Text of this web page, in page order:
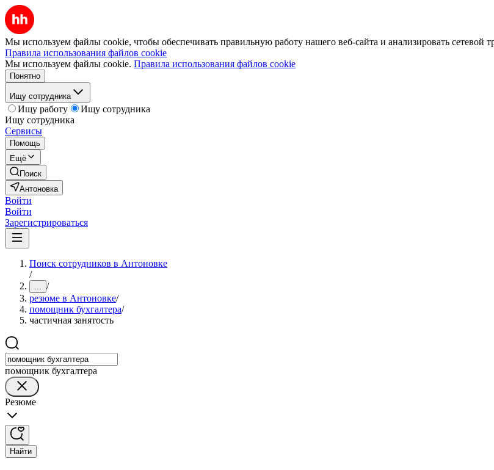
Мы используем файлы cookie, чтобы обеспечивать правильную работу нашего веб-сайта и анализировать сетевой
Правила использования файлов cookie
Мы используем файлы cookie. Правила использования файлов cookie
Понятно
Ищу сотрудника
Ищу работу
Ищу сотрудника
Ищу сотрудника
Сервисы
Помощь
Ещё
Поиск
Антоновка
Войти
Войти
Зарегистрироваться
Поиск сотрудников в Антоновке
/
... /
резюме в Антоновке/
помощник бухгалтера/
частичная занятость
помощник бухгалтера
Резюме
Найти